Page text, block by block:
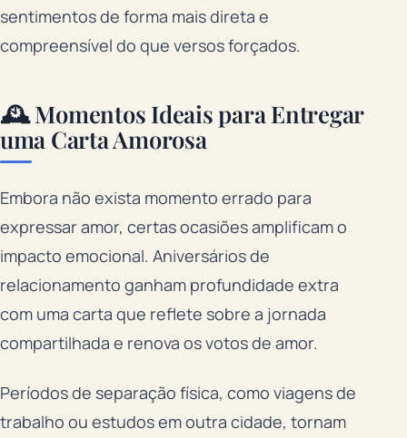
sentimentos de forma mais direta e
compreensível do que versos forçados.
🕰️ Momentos Ideais para Entregar
uma Carta Amorosa
Embora não exista momento errado para
expressar amor, certas ocasiões amplificam o
impacto emocional. Aniversários de
relacionamento ganham profundidade extra
com uma carta que reflete sobre a jornada
compartilhada e renova os votos de amor.
Períodos de separação física, como viagens de
trabalho ou estudos em outra cidade, tornam